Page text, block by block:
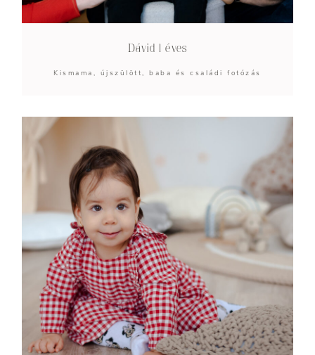
Dávid 1 éves
Kismama, újszülött, baba és családi fotózás